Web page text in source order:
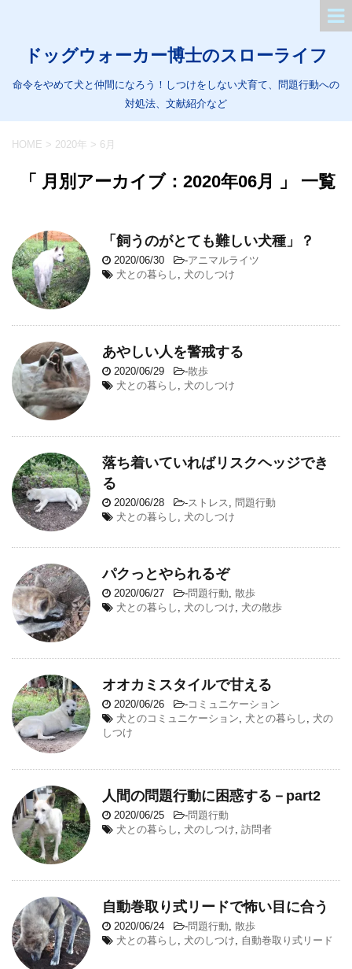
ドッグウォーカー博士のスローライフ
命令をやめて犬と仲間になろう！しつけをしない犬育て、問題行動への
対処法、文献紹介など
HOME > 2020年 > 6月
「 月別アーカイブ：2020年06月 」 一覧
「飼うのがとても難しい犬種」？
2020/06/30 -アニマルライツ
犬との暮らし
犬のしつけ
あやしい人を警戒する
2020/06/29 -散歩
犬との暮らし
犬のしつけ
落ち着いていればリスクヘッジでき
る
2020/06/28 -ストレス
問題行動
犬との暮らし
犬のしつけ
パクっとやられるぞ
2020/06/27 -問題行動 散歩
犬との暮らし
犬のしつけ 犬の散歩
オオカミスタイルで甘える
2020/06/26 -コミュニケーション
犬とのコミュニケーション
犬との暮らし
犬の
しつけ
人間の問題行動に困惑する－part2
2020/06/25 -問題行動
犬との暮らし
犬のしつけ 訪問者
自動巻取り式リードで怖い目に合う
2020/06/24 -問題行動 散歩
犬との暮らし
犬のしつけ 自動巻取り式リード